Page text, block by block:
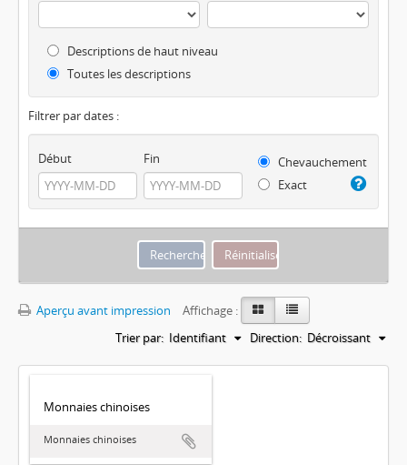
Descriptions de haut niveau
Toutes les descriptions
Filtrer par dates :
Début Fin
Chevauchement
Exact
Aperçu avant impression
Affichage :
Trier par: Identifiant Direction: Décroissant
Monnaies chinoises
Monnaies chinoises